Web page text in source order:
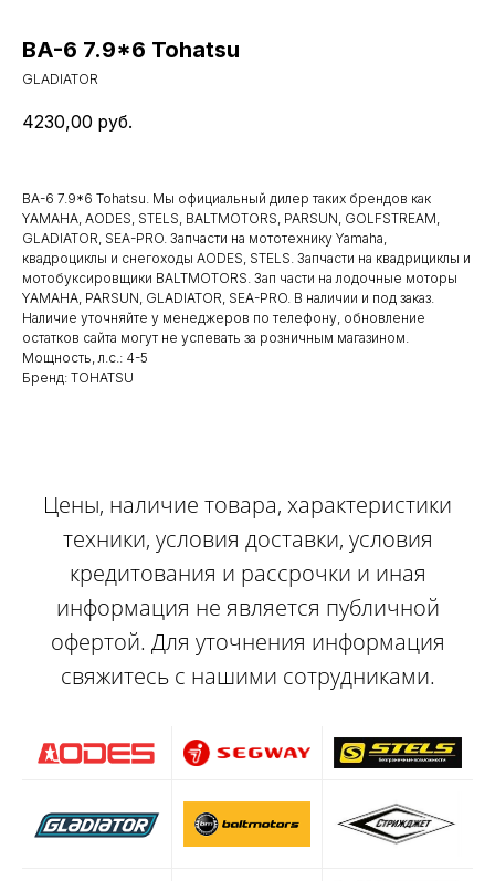
BA-6 7.9*6 Tohatsu
GLADIATOR
4230,00 руб.
BA-6 7.9*6 Tohatsu. Мы официальный дилер таких брендов как
YAMAHA, AODES, STELS, BALTMOTORS, PARSUN, GOLFSTREAM,
GLADIATOR, SEA-PRO. Запчасти на мототехнику Yamaha,
квадроциклы и снегоходы AODES, STELS. Запчасти на квадрициклы и
мотобуксировщики BALTMOTORS. Зап части на лодочные моторы
YAMAHA, PARSUN, GLADIATOR, SEA-PRO. В наличии и под заказ.
Наличие уточняйте у менеджеров по телефону, обновление
остатков сайта могут не успевать за розничным магазином.
Мощность, л.с.: 4-5
Бренд: TOHATSU
Цены, наличие товара, характеристики
техники, условия доставки, условия
кредитования и рассрочки и иная
информация не является публичной
офертой. Для уточнения информация
свяжитесь с нашими сотрудниками.